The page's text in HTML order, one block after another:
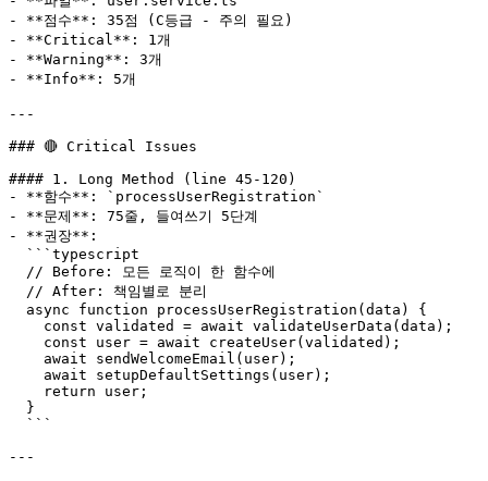
- **점수**: 35점 (C등급 - 주의 필요)
- **Critical**: 1개
- **Warning**: 3개
- **Info**: 5개
---
### 🔴 Critical Issues
#### 1. Long Method (line 45-120)
- **함수**: `processUserRegistration`
- **문제**: 75줄, 들여쓰기 5단계
- **권장**:
  ```typescript
  // Before: 모든 로직이 한 함수에
  // After: 책임별로 분리
  async function processUserRegistration(data) {
    const validated = await validateUserData(data);
    const user = await createUser(validated);
    await sendWelcomeEmail(user);
    await setupDefaultSettings(user);
    return user;
  }
  ```
---